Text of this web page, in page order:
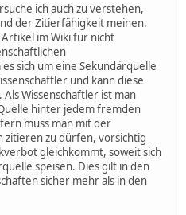
ich auch zu verstehen,
der Zitierfähigkeit meinen.
im Wiki für nicht
sich um eine Sekundärquelle
und kann diese
Wissenschaftler ist man
hinter jedem fremden
muss man mit der
zu dürfen, vorsichtig
gleichkommt, soweit sich
speisen. Dies gilt in den
sicher mehr als in den